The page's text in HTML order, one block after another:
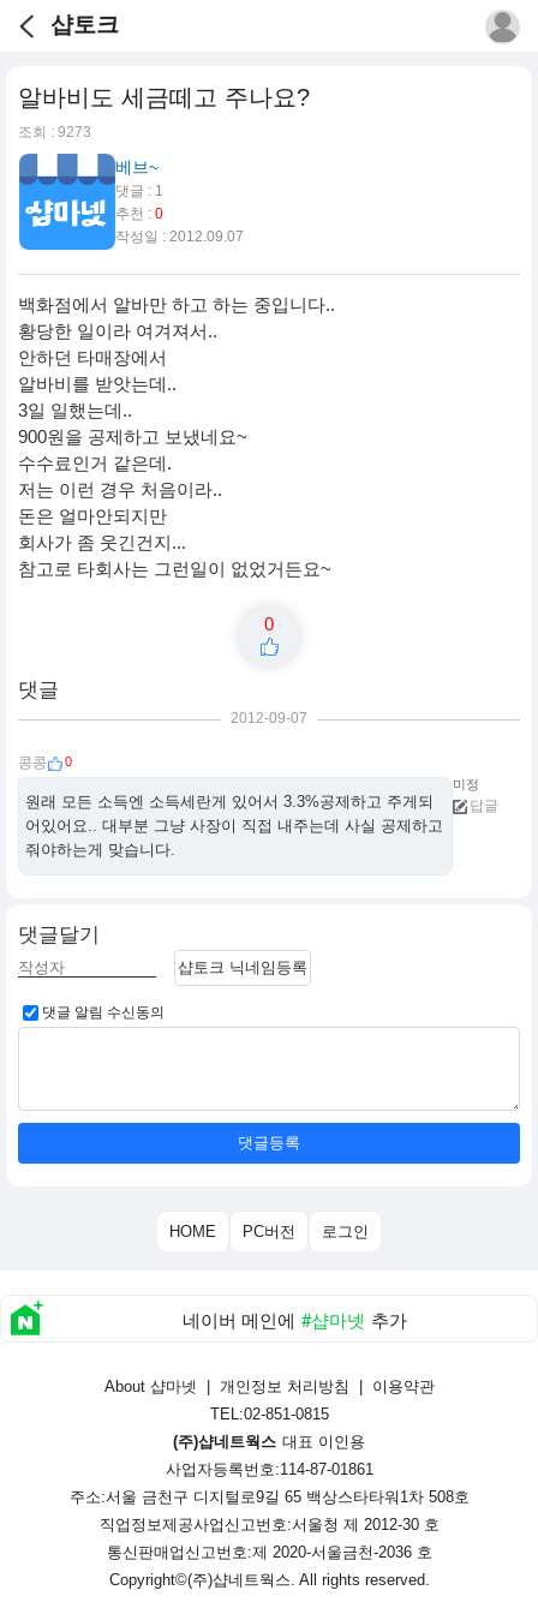
샵토크
알바비도 세금떼고 주나요?
조회 : 9273
베브~
댓글 : 1
추천 : 0
작성일 : 2012.09.07
백화점에서 알바만 하고 하는 중입니다..
황당한 일이라 여겨져서..
안하던 타매장에서
알바비를 받앗는데..
3일 일했는데..
900원을 공제하고 보냈네요~
수수료인거 같은데.
저는 이런 경우 처음이라..
돈은 얼마안되지만
회사가 좀 웃긴건지...
참고로 타회사는 그런일이 없었거든요~
0
댓글
2012-09-07
콩콩 0
원래 모든 소득엔 소득세란게 있어서 3.3%공제하고 주게되
어있어요.. 대부분 그냥 사장이 직접 내주는데 사실 공제하고
줘야하는게 맞습니다.
미정
답글
댓글달기
샵토크 닉네임등록
댓글 알림 수신동의
댓글등록
HOME PC버전 로그인
네이버 메인에 #샵마넷 추가
About 샵마넷 개인정보 처리방침
이용약관
TEL:02-851-0815
(주)샵네트웍스 대표 이인용
사업자등록번호:114-87-01861
주소:서울 금천구 디지털로9길 65 백상스타타워1차 508호
직업정보제공사업신고번호:서울청 제 2012-30 호
통신판매업신고번호:제 2020-서울금천-2036 호
Copyright©(주)샵네트웍스. All rights reserved.